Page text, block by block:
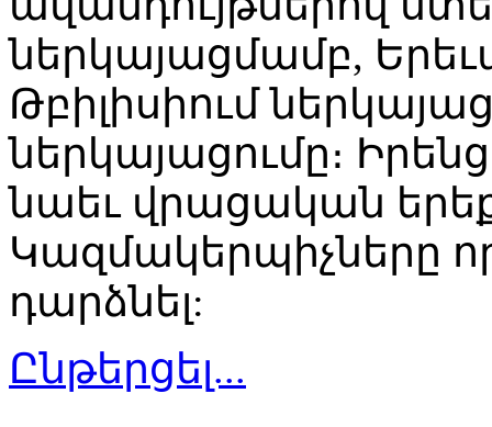
ներկայացմամբ,
Թբիլիսիում
ներկայացումը։
նաեւ վրացական
Կազմակերպիչները
դարձնել:
Ընթերցել...